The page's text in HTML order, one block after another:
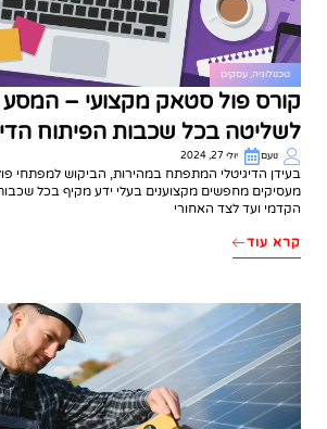
טכנולוגיה, עסקים
קורס פול סטאק מקצועי –
לשליטה בכל שכבות הפיתוח
נועם יולי 27, 2024
בעידן הדיגיטלי המתפתח במהירות, הביקוש למפתחי
מעסיקים מחפשים מקצוענים בעלי ידע מקיף בכל
הקדמי ועד לצד האחורי
קרא עוד